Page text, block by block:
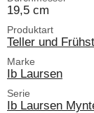
19,5 cm
Produktart
Teller und
Marke
Ib Laursen
Serie
Ib Laursen